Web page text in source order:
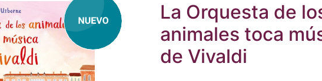
La Orquesta de
animales toca
de Vivaldi